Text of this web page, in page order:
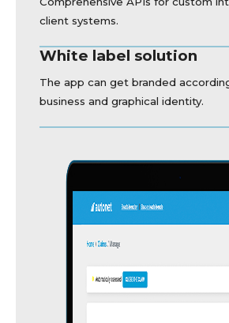
client systems.
White label solution
The app can get branded
business and graphical identity.